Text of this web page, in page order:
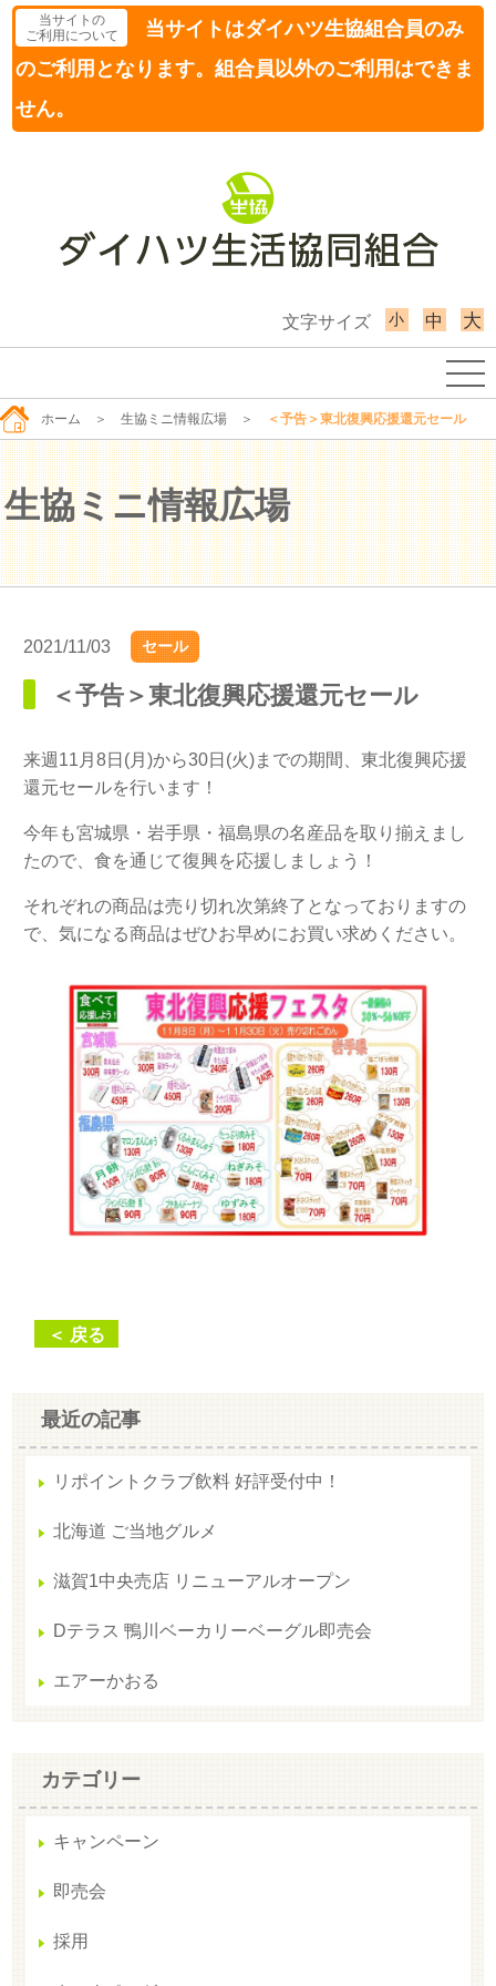
当サイトの
ご利用について
当サイトはダイハツ生協組合員のみ
のご利用となります。組合員以外のご利用はできま
せん。
文字サイズ 小 中 大
ホーム ＞ 生協ミニ情報広場 ＞ ＜予告＞東北復興応援還元セール
生協ミニ情報広場
2021/11/03 セール
＜予告＞東北復興応援還元セール
来週11月8日(月)から30日(火)までの期間、東北復興応援
還元セールを行います！
今年も宮城県・岩手県・福島県の名産品を取り揃えまし
たので、食を通じて復興を応援しましょう！
それぞれの商品は売り切れ次第終了となっておりますの
で、気になる商品はぜひお早めにお買い求めください。
＜ 戻る
最近の記事
リポイントクラブ飲料 好評受付中！
北海道 ご当地グルメ
滋賀1中央売店 リニューアルオープン
Dテラス 鴨川ベーカリーベーグル即売会
エアーかおる
カテゴリー
キャンペーン
即売会
採用